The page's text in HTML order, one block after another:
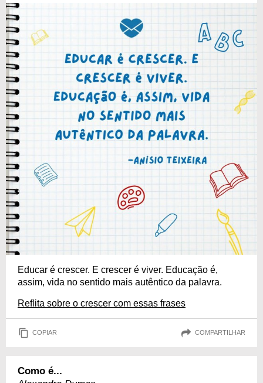
Educar é crescer. E crescer é viver. Educação é,
assim, vida no sentido mais autêntico da palavra.
Reflita sobre o crescer com essas frases
COPIAR COMPARTILHAR
Como é...